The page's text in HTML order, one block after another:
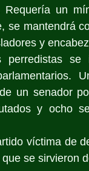
Requería un
se mantendrá
y
se
un senador
y ocho
víctima de
se sirvieron